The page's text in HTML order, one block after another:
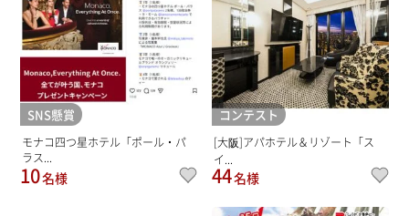
SNS懸賞
モナコ四つ星ホテル「ポール・パ
ラス...
10名様
コンテスト
[大阪]アパホテル＆リゾート「ス
イ...
44名様